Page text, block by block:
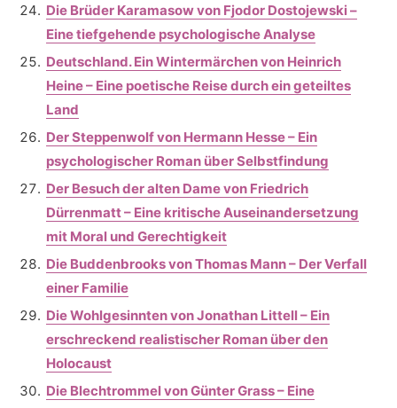
Die Brüder Karamasow von Fjodor Dostojewski –
Eine tiefgehende psychologische Analyse
Deutschland. Ein Wintermärchen von Heinrich
Heine – Eine poetische Reise durch ein geteiltes
Land
Der Steppenwolf von Hermann Hesse – Ein
psychologischer Roman über Selbstfindung
Der Besuch der alten Dame von Friedrich
Dürrenmatt – Eine kritische Auseinandersetzung
mit Moral und Gerechtigkeit
Die Buddenbrooks von Thomas Mann – Der Verfall
einer Familie
Die Wohlgesinnten von Jonathan Littell – Ein
erschreckend realistischer Roman über den
Holocaust
Die Blechtrommel von Günter Grass – Eine